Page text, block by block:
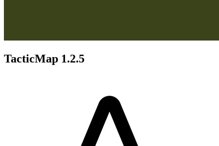
TacticMap 1.2.5